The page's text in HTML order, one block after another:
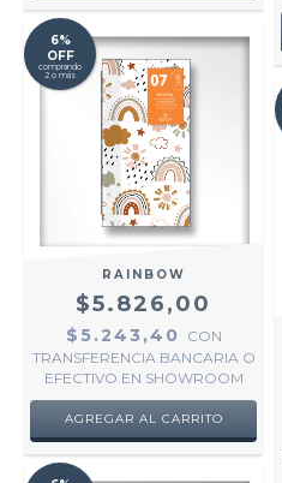
6%
OFF
comprando
2 o más
RAINBOW
$5.826,00
$5.243,40
CON
TRANSFERENCIA BANCARIA O
EFECTIVO EN SHOWROOM